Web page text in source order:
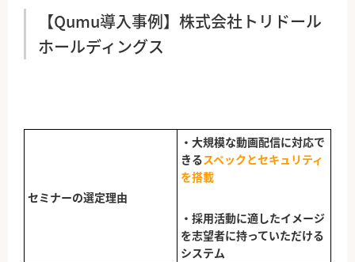
【Qumu導入事例】株式会社トリドール
ホールディングス
セミナーの選定理由
・大規模な動画配信に対応で
きるスペックとセキュリティ
を搭載
・採用活動に適したイメージ
を志望者に持っていただける
システム